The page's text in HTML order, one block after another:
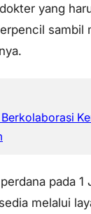
yang
sambil
pada
melalui